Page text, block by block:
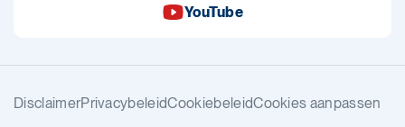
YouTube
DisclaimerPrivacybeleidCookiebeleidCookies aanpassen